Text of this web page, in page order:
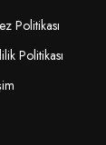
Politikası
Politikası